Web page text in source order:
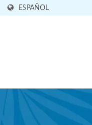
ESPAÑOL